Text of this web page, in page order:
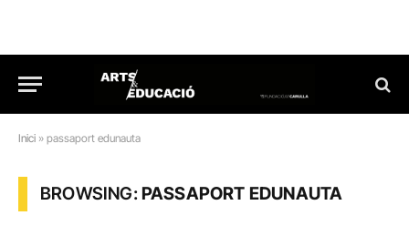
Inici » passaport edunauta
BROWSING:PASSAPORT EDUNAUTA